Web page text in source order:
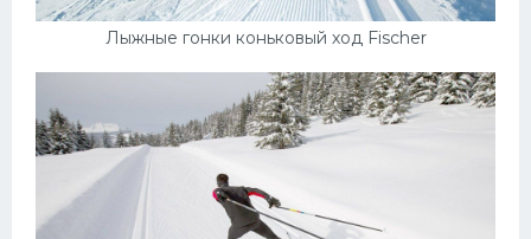
Лыжные гонки коньковый ход Fischer